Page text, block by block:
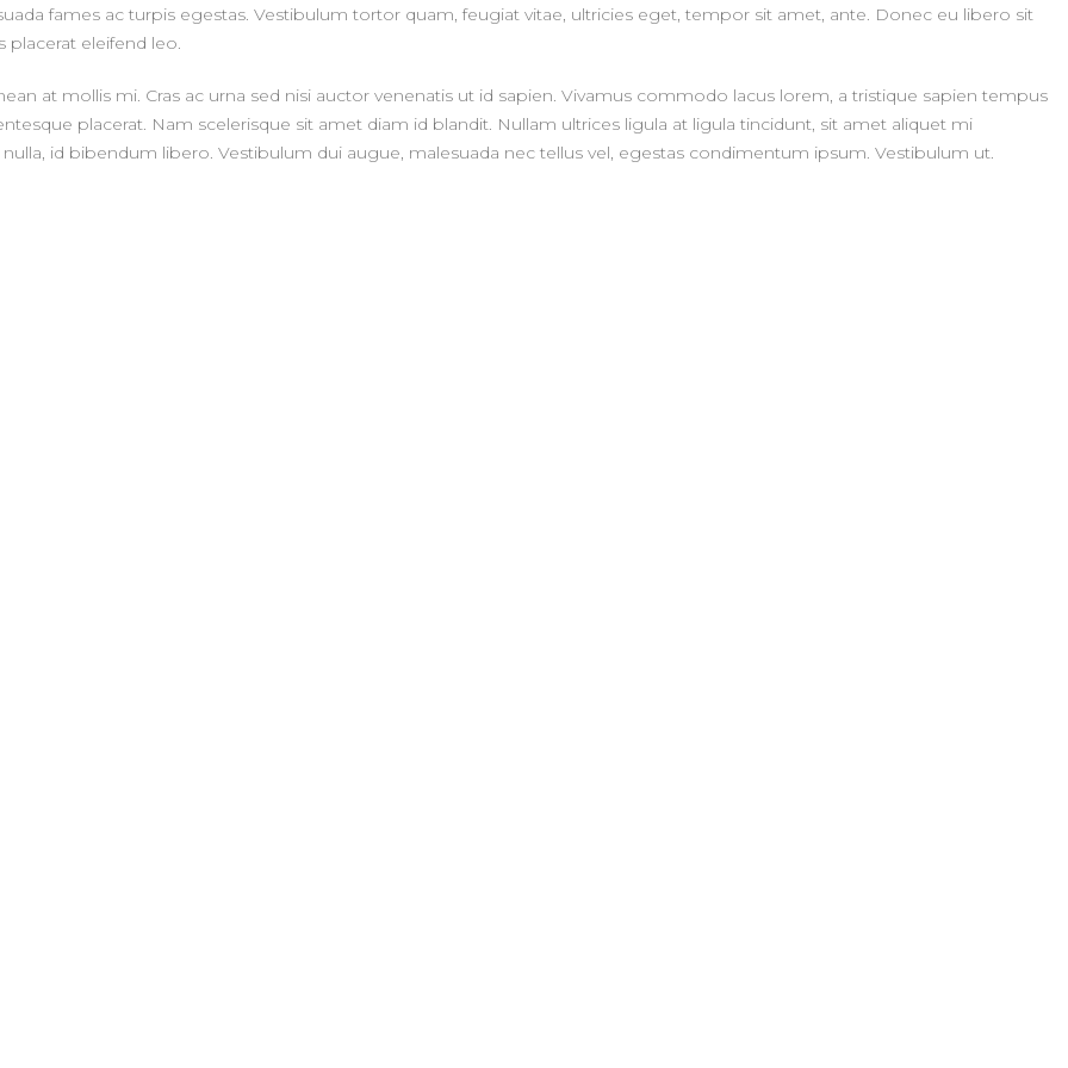
fames ac turpis egestas. Vestibulum tortor quam, feugiat vitae, ultricies eget, tempor sit amet, ante. Donec eu libero sit
placerat eleifend leo.
at mollis mi. Cras ac urna sed nisi auctor venenatis ut id sapien. Vivamus commodo lacus lorem, a tristique sapien tempus
placerat. Nam scelerisque sit amet diam id blandit. Nullam ultrices ligula at ligula tincidunt, sit amet aliquet mi
id bibendum libero. Vestibulum dui augue, malesuada nec tellus vel, egestas condimentum ipsum. Vestibulum ut.